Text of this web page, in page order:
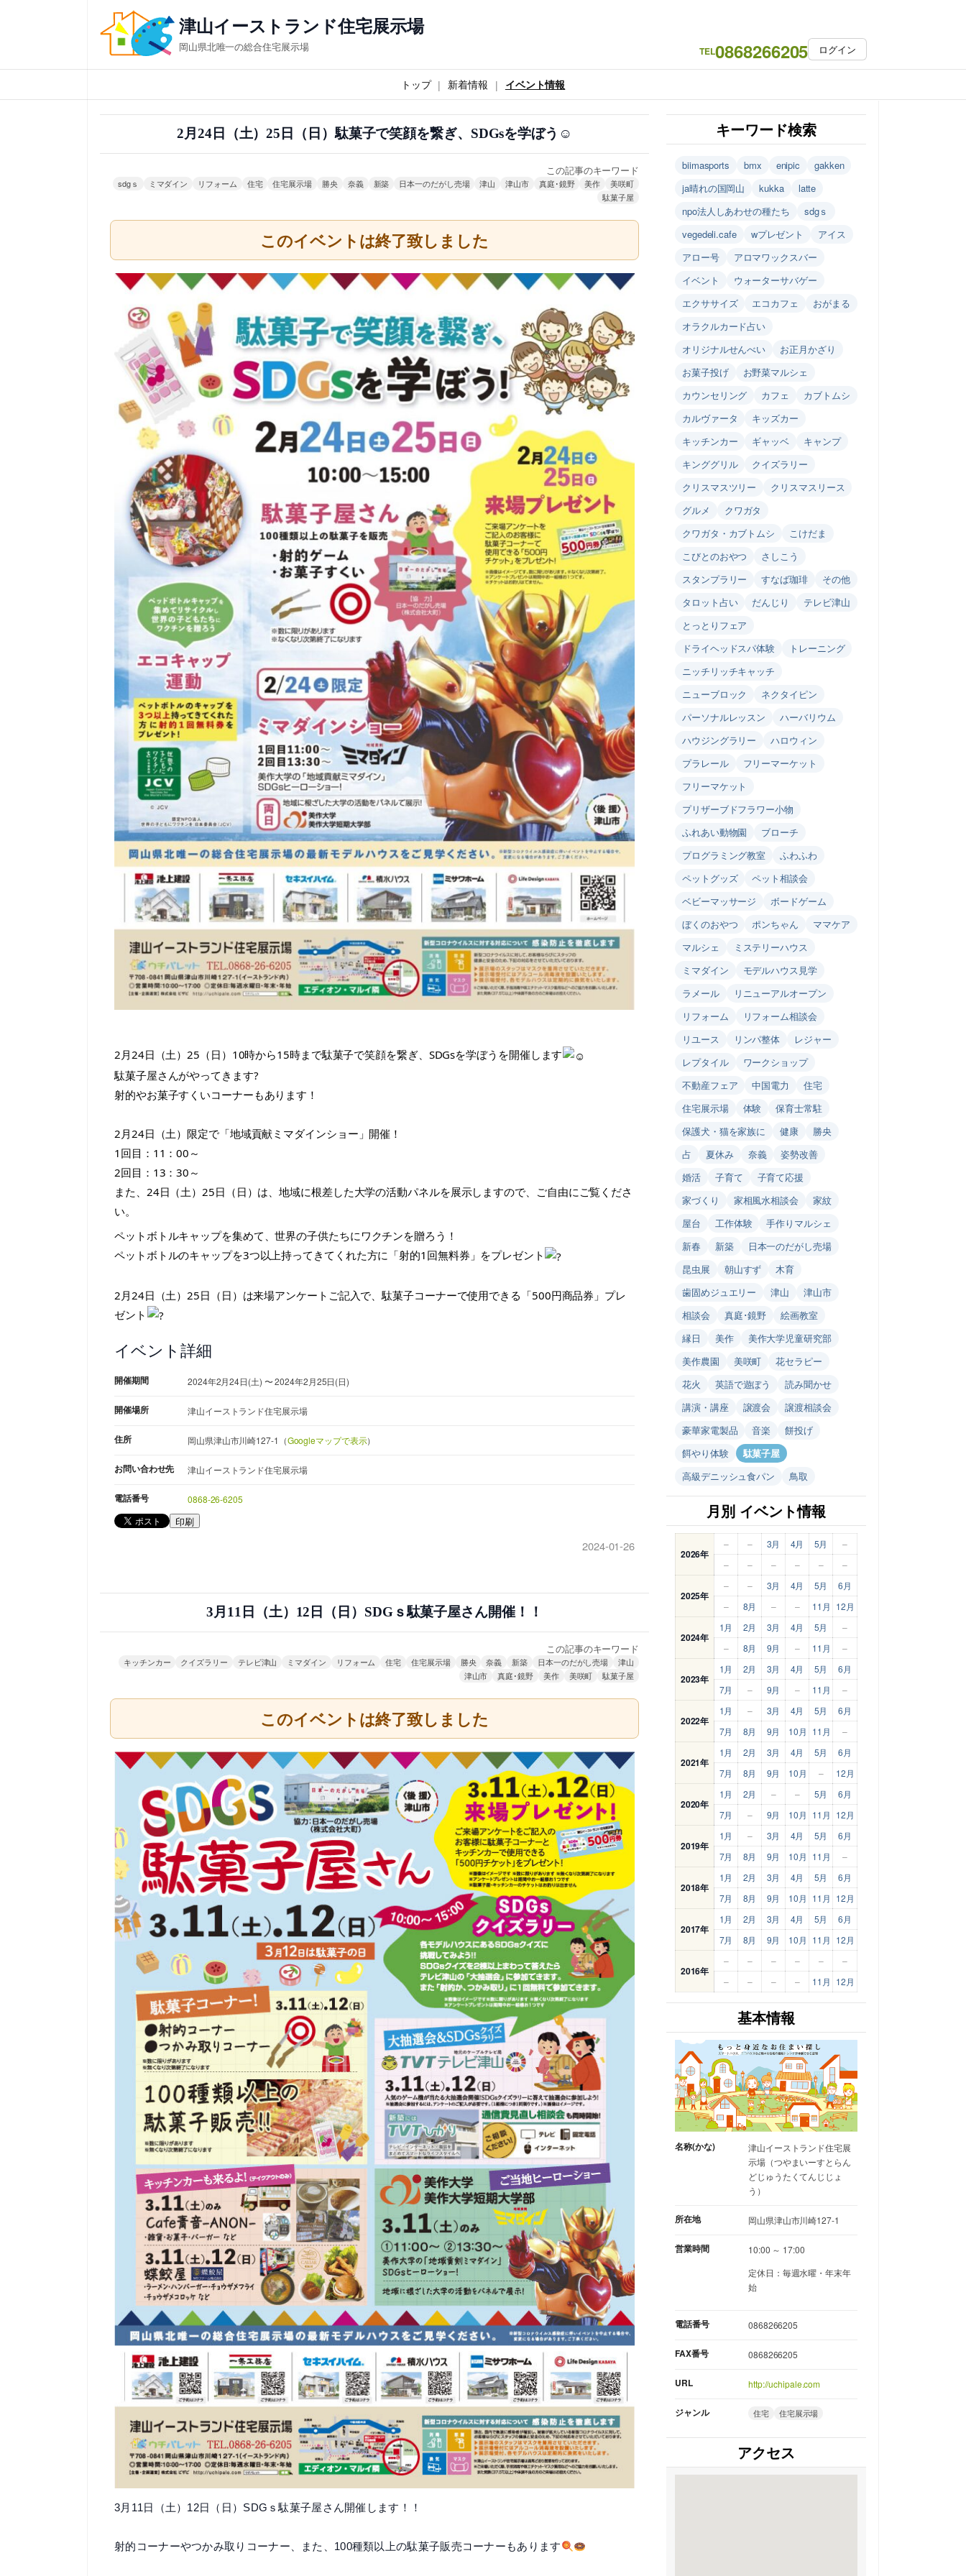
ス
キ
津山イーストランド住宅展示場
岡山県北唯一の総合住宅展示場 TEL0868266205 ログイン
トップ 新着情報 イベント情報
2月24日（土）25日（日）駄菓子で笑顔を繋ぎ、SDGsを学ぼう☺
この記事のキーワード
sdgｓ ミマダイン リフォーム 住宅 住宅展示場 勝央 奈義 新築 日本一のだがし売場 津山 津山市 真庭･鏡野 美作
美咲町
駄菓子屋
このイベントは終了致しました
2月24日（土）25（日）10時から15時まで駄菓子で笑顔を繋ぎ、SDGsを学ぼうを開催します
駄菓子屋さんがやってきます?
射的やお菓子すくいコーナーもあります！
2月24日（土）限定で「地域貢献ミマダインショー」開催！
1回目：11：00～
2回目：13：30～
また、24日（土）25日（日）は、地域に根差した大学の活動パネルを展示しますので、ご自由にご覧くださ
い。
ペットボトルキャップを集めて、世界の子供たちにワクチンを贈ろう！
ペットボトルのキャップを3つ以上持ってきてくれた方に「射的1回無料券」をプレゼント
2月24日（土）25日（日）は来場アンケートご記入で、駄菓子コーナーで使用できる 「500円商品券」プレ
ゼント
イベント詳細
開催期間 2024年2月24日(土) 〜 2024年2月25日(日)
開催場所 津山イーストランド住宅展示場
住所 岡山県津山市川崎127-1（Googleマップで表示）
お問い合わせ先 津山イーストランド住宅展示場
電話番号 0868-26-6205
印刷
2024-01-26
3月11日（土）12日（日）SDGｓ駄菓子屋さん開催！！
この記事のキーワード
キッチンカー クイズラリー テレビ津山 ミマダイン リフォーム 住宅 住宅展示場 勝央 奈義 新築 日本一のだがし売場
津山
津山市
真庭･鏡野 美作 美咲町 駄菓子屋
このイベントは終了致しました
3月11日（土）12日（日）SDGｓ駄菓子屋さん開催します！！
射的コーナーやつかみ取りコーナー、また、100種類以上の駄菓子販売コーナーもあります
キーワード検索
biimasports bmx enipic
gakken
ja晴れの国岡山
kukka
latte
npo法人しあわせの種たち
sdgｓ
vegedeli.cafe
wプレゼント
アイス
アロー号
アロマワックスバー
イベント
ウォーターサバゲー
エクササイズ
エコカフェ
おがまる
オラクルカード占い
オリジナルせんべい
お正月かざり
お菓子投げ
お野菜マルシェ
カウンセリング
カフェ
カブトムシ
カルヴァータ
キッズカー
キッチンカー
ギャッベ
キャンプ
キンググリル
クイズラリー
クリスマスツリー
クリスマスリース
グルメ
クワガタ
クワガタ・カブトムシ
こけだま
こびとのおやつ
さしこう
スタンプラリー
すなば珈琲
その他
タロット占い
だんじり
テレビ津山
とっとりフェア
ドライヘッドスパ体験
トレーニング
ニッチリッチキャッチ
ニューブロック
ネクタイピン
パーソナルレッスン
ハーバリウム
ハウジングラリー
ハロウィン
プラレール
フリーマーケット
フリーマケット
プリザーブドフラワー小物
ふれあい動物園
ブローチ
プログラミング教室
ふわふわ
ペットグッズ
ペット相談会
ベビーマッサージ
ボードゲーム
ぼくのおやつ
ポンちゃん
ママケア
マルシェ
ミステリーハウス
ミマダイン
モデルハウス見学
ラメール
リニューアルオープン
リフォーム
リフォーム相談会
リユース
リンパ整体
レジャー
レプタイル
ワークショップ
不動産フェア
中国電力
住宅
住宅展示場
体験
保育士常駐
保護犬・猫を家族に
健康
勝央
占
夏休み 奈義
姿勢改善
婚活
子育て
子育て応援
家づくり
家相風水相談会
家紋
屋台
工作体験
手作りマルシェ
新春
新築
日本一のだがし売場
昆虫展
朝山すず
木育
歯固めジュエリー
津山
津山市
相談会
真庭･鏡野
絵画教室
縁日
美作
美作大学児童研究部
美作農園
美咲町
花セラピー
花火
英語で遊ぼう
読み聞かせ
講演・講座
譲渡会
譲渡相談会
豪華家電製品
音楽
餅投げ
餌やり体験
駄菓子屋
高級デニッシュ食パン
鳥取
月別 イベント情報
2026年
– – 3月 4月 5月
–
–
– – – – –
2025年
– – 3月 4月 5月
6月
–
8月 – – 11月 12月
2024年
1月 2月 3月 4月 5月
–
–
8月 9月 – 11月 –
2023年
1月 2月 3月 4月 5月
6月
7月
– 9月 – 11月 –
2022年
1月 – 3月 4月 5月
6月
7月
8月 9月 10月 11月 –
2021年
1月 2月 3月 4月 5月
6月
7月
8月 9月 10月 – 12月
2020年
1月 2月 – – 5月
6月
7月
– 9月 10月 11月 12月
2019年
1月 – 3月 4月 5月
6月
7月
8月 9月 10月 11月 –
2018年
1月 2月 3月 4月 5月
6月
7月
8月 9月 10月 11月 12月
2017年
1月 2月 3月 4月 5月
6月
7月
8月 9月 10月 11月 12月
2016年
– – – – –
–
–
– – – 11月 12月
基本情報
名称(かな)
津山イーストランド住宅展
示場（つやまいーすとらん
どじゅうたくてんじじょ
う）
所在地 岡山県津山市川崎127-1
営業時間
10:00 ～ 17:00
定休日：毎週水曜・年末年
始
電話番号 0868266205
FAX番号 0868266205
URL http://uchipale.com
ジャンル 住宅 住宅展示場
アクセス